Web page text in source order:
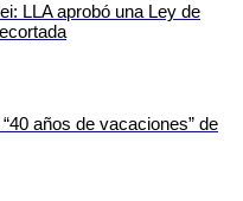
LLA aprobó una Ley de
años de vacaciones” de